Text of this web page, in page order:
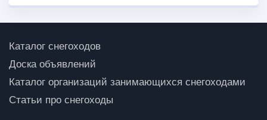
Каталог снегоходов
Доска объявлений
Каталог организаций занимающихся снегоходами
Статьи про снегоходы